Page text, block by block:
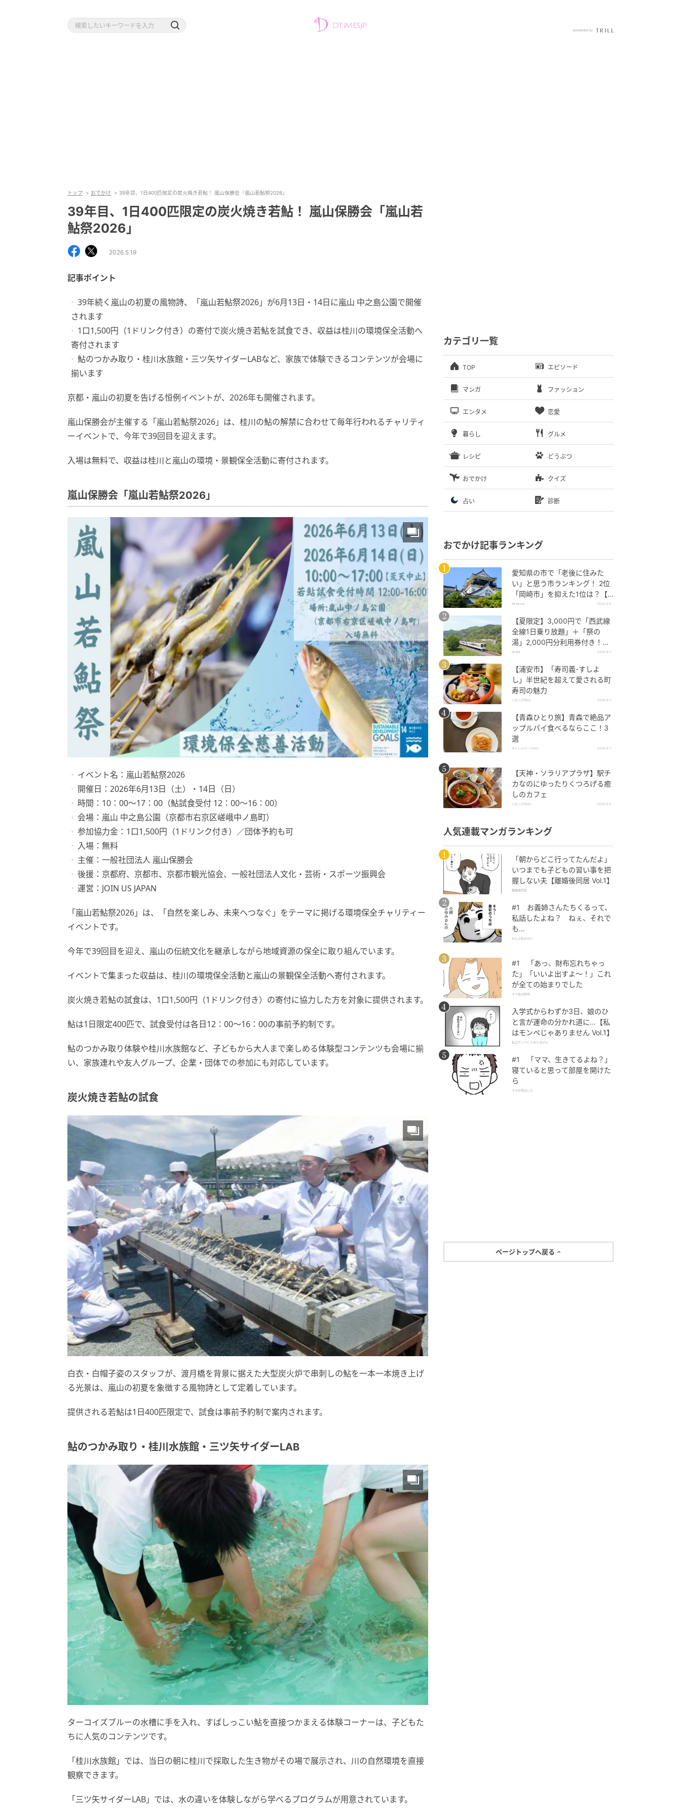
トップ おでかけ 39年目、1日400匹限定の炭火焼き若鮎！ 嵐山保勝会「嵐山若鮎祭2026」
39年目、1日400匹限定の炭火焼き若鮎！ 嵐山保勝会「嵐山若
鮎祭2026」
2026.5.19
記事ポイント
39年続く嵐山の初夏の風物詩、「嵐山若鮎祭2026」が6月13日・14日に嵐山 中之島公園で開催
されます
1口1,500円（1ドリンク付き）の寄付で炭火焼き若鮎を試食でき、収益は桂川の環境保全活動へ
寄付されます
鮎のつかみ取り・桂川水族館・三ツ矢サイダーLABなど、家族で体験できるコンテンツが会場に
揃います
京都・嵐山の初夏を告げる恒例イベントが、2026年も開催されます。
嵐山保勝会が主催する「嵐山若鮎祭2026」は、桂川の鮎の解禁に合わせて毎年行われるチャリティ
ーイベントで、今年で39回目を迎えます。
入場は無料で、収益は桂川と嵐山の環境・景観保全活動に寄付されます。
嵐山保勝会「嵐山若鮎祭2026」
イベント名：嵐山若鮎祭2026
開催日：2026年6月13日（土）・14日（日）
時間：10：00〜17：00（鮎試食受付 12：00〜16：00）
会場：嵐山 中之島公園（京都市右京区嵯峨中ノ島町）
参加協力金：1口1,500円（1ドリンク付き）／団体予約も可
入場：無料
主催：一般社団法人 嵐山保勝会
後援：京都府、京都市、京都市観光協会、一般社団法人文化・芸術・スポーツ振興会
運営：JOIN US JAPAN
「嵐山若鮎祭2026」は、「自然を楽しみ、未来へつなぐ」をテーマに掲げる環境保全チャリティー
イベントです。
今年で39回目を迎え、嵐山の伝統文化を継承しながら地域資源の保全に取り組んでいます。
イベントで集まった収益は、桂川の環境保全活動と嵐山の景観保全活動へ寄付されます。
炭火焼き若鮎の試食は、1口1,500円（1ドリンク付き）の寄付に協力した方を対象に提供されます。
鮎は1日限定400匹で、試食受付は各日12：00〜16：00の事前予約制です。
鮎のつかみ取り体験や桂川水族館など、子どもから大人まで楽しめる体験型コンテンツも会場に揃
い、家族連れや友人グループ、企業・団体での参加にも対応しています。
炭火焼き若鮎の試食
白衣・白帽子姿のスタッフが、渡月橋を背景に据えた大型炭火炉で串刺しの鮎を一本一本焼き上げ
る光景は、嵐山の初夏を象徴する風物詩として定着しています。
提供される若鮎は1日400匹限定で、試食は事前予約制で案内されます。
鮎のつかみ取り・桂川水族館・三ツ矢サイダーLAB
ターコイズブルーの水槽に手を入れ、すばしっこい鮎を直接つかまえる体験コーナーは、子どもた
ちに人気のコンテンツです。
「桂川水族館」では、当日の朝に桂川で採取した生き物がその場で展示され、川の自然環境を直接
観察できます。
「三ツ矢サイダーLAB」では、水の違いを体験しながら学べるプログラムが用意されています。
カテゴリ一覧
TOP エピソード
マンガ ファッション
エンタメ 恋愛
暮らし グルメ
レシピ どうぶつ
おでかけ クイズ
占い 診断
おでかけ記事ランキング
愛知県の市で「老後に住みた
い」と思う市ランキング！ 2位
「岡崎市」を抑えた1位は？【2
026年調査】
All About 2026.8.6
【夏限定】3,000円で「西武線
全線1日乗り放題」＋「祭の
湯」2,000円分利用券付き！
『秩父 夏のおでかけきっぷ』で
GLAM 2026.8.7
【浦安市】「寿司義-すしよ
し」半世紀を超えて愛される町
寿司の魅力
リビングWeb 2026.8.7
【青森ひとり旅】青森で絶品ア
ップルパイ食べるならここ！3
選
オレンジページnet 2026.8.7
【天神・ソラリアプラザ】駅チ
カなのにゆったりくつろげる癒
しのカフェ
リビングWeb 2026.8.6
人気連載マンガランキング
「朝からどこ行ってたんだよ」
いつまでも子どもの習い事を把
握しない夫【離婚後同居 Vol.1】
離婚後同居
#1 お義姉さんたちくるって、
私話したよね？ ねぇ、それで
も…
ぜんぶ私のせい
#1 「あっ、財布忘れちゃっ
た」「いいよ出すよ〜！」これ
が全ての始まりでした
ママ友の財布
入学式からわずか3日、娘のひ
と言が運命の分かれ道に…【私
はモンペじゃありません Vol.1】
私はモンペじゃありません
#1 「ママ、生きてるよね？」
寝ていると思って部屋を開けた
ら
ママが家出した
ページトップへ戻る